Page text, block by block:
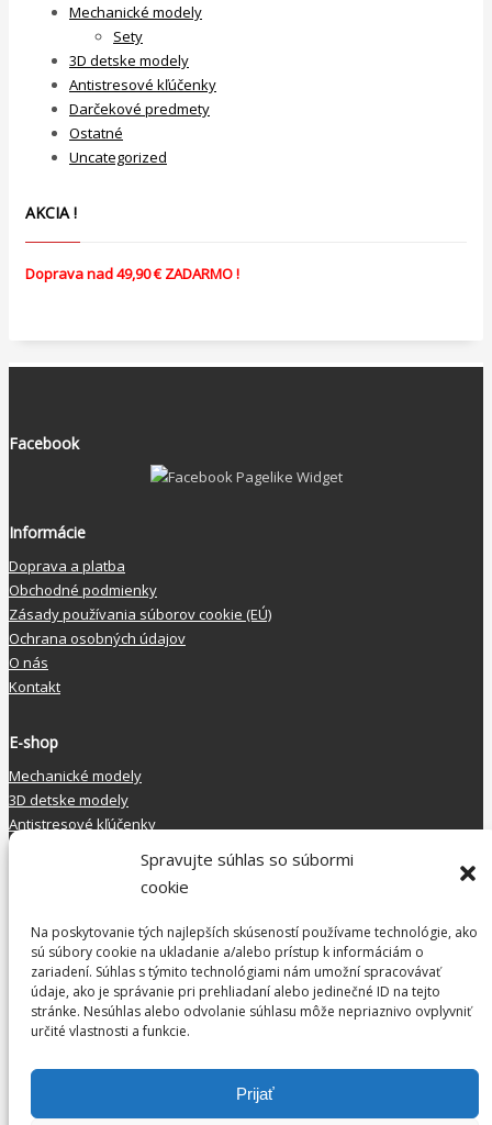
Spravujte súhlas so súbormi
cookie
Na poskytovanie tých najlepších skúseností používame technológie, ako
sú súbory cookie na ukladanie a/alebo prístup k informáciám o
zariadení. Súhlas s týmito technológiami nám umožní spracovávať
údaje, ako je správanie pri prehliadaní alebo jedinečné ID na tejto
stránke. Nesúhlas alebo odvolanie súhlasu môže nepriaznivo ovplyvniť
určité vlastnosti a funkcie.
Prijať
Mechanické modely
Sety
3D detske modely
Antistresové kľúčenky
Darčekové predmety
Ostatné
Uncategorized
AKCIA !
Doprava nad 49,90 € ZADARMO !
Facebook
Informácie
Doprava a platba
Obchodné podmienky
Zásady používania súborov cookie (EÚ)
Ochrana osobných údajov
O nás
Kontakt
E-shop
Mechanické modely
3D detske modely
Antistresové kľúčenky
afes s.r.o.
Nejedlého 3
841 02 Bratislava
Mobil: 0901 711 490
e-mail: zlozto@zlozto.sk